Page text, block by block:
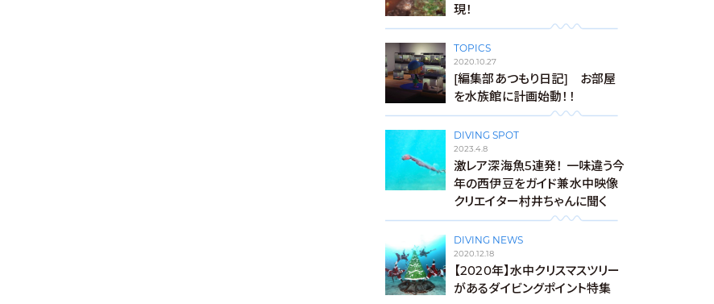
現！
TOPICS
2020.10.27
[編集部あつもり日記] お部屋
を水族館に計画始動！！
DIVING SPOT
2023.4.8
激レア深海魚5連発！ 一味違う今
年の西伊豆をガイド兼水中映像
クリエイター村井ちゃんに聞く
DIVING NEWS
2020.12.18
【2020年】水中クリスマスツリー
があるダイビングポイント特集